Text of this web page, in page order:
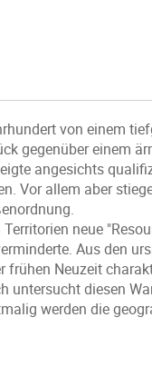
von einem
gegenüber einem
angesichts
Vor allem aber
neue
Aus den
Neuzeit
untersucht diesen
werden die